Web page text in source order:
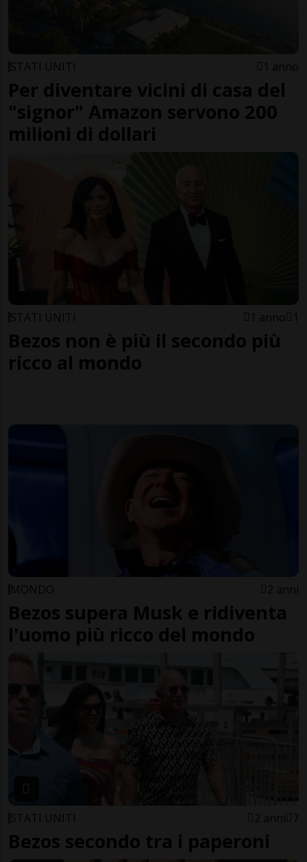
STATI UNITI 1 anno
Per diventare vicini di casa del
"signor" Amazon servono 200
milioni di dollari
STATI UNITI 1 anno 1
Bezos non è più il secondo più
ricco al mondo
MONDO 2 anni
Bezos supera Musk e ridiventa
l'uomo più ricco del mondo
STATI UNITI 2 anni 7
Bezos secondo tra i paperoni